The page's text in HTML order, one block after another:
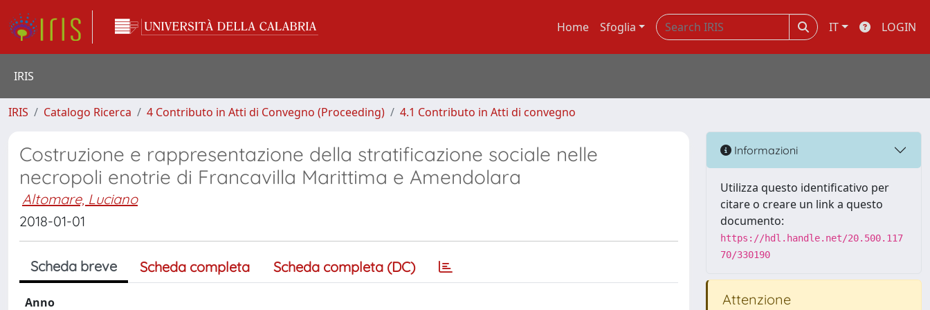
Home Sfoglia IT LOGIN
IRIS
IRIS Catalogo Ricerca 4 Contributo in Atti di Convegno (Proceeding) 4.1 Contributo in Atti di convegno
Costruzione e rappresentazione della stratificazione sociale nelle
necropoli enotrie di Francavilla Marittima e Amendolara
Altomare, Luciano
2018-01-01
Scheda breve Scheda completa Scheda completa (DC)
Anno
Informazioni
Utilizza questo identificativo per
citare o creare un link a questo
documento:
https://hdl.handle.net/20.500.117
70/330190
Attenzione